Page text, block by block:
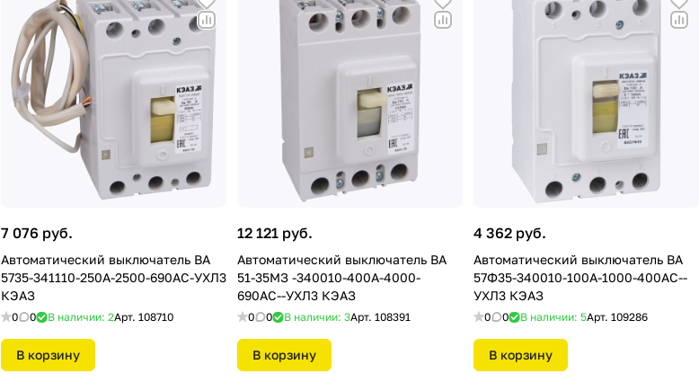
7 076 руб.
Автоматический выключатель ВА
5735-341110-250А-2500-690АС-УХЛ3
КЭАЗ
0 0 В наличии: 2Арт. 108710
В корзину
12 121 руб.
Автоматический выключатель ВА
51-35МЗ -340010-400А-4000-
690АС--УХЛ3 КЭАЗ
0 0 В наличии: 3Арт. 108391
В корзину
4 362 руб.
Автоматический выключатель ВА
57Ф35-340010-100А-1000-400АС--
УХЛ3 КЭАЗ
0 0 В наличии: 5Арт. 109286
В корзину